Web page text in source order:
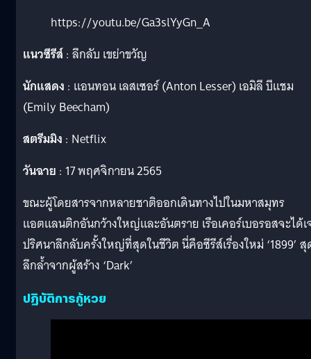
https://youtu.be/Ga3slYyGn_A
แนวซีรีส์: ลึกลับ เขย่าขวัญ
นักแสดง : แอนทอน เลสเซอร์ (Anton Lesser) เอมิลี บีแชม
(Emily Beecham)
สตรีมมิง : Netflix
วันฉาย : 17 พฤศจิกายน 2565
ขณะผู้โดยสารจากหลายชาติออกเดินทางไปในมหาสมุทร
แอตแลนติกอันกว้างใหญ่และอันตราย เรือเคอร์เบอรอสจะได้
ปริศนาลึกลับครั้งใหญ่ที่สุดในชีวิต นี่คือซีรีส์เรื่องใหม่ ‘1899’
ลึกล้ำจากผู้สร้าง ‘Dark’
ปฏิบัติการกู้หวย